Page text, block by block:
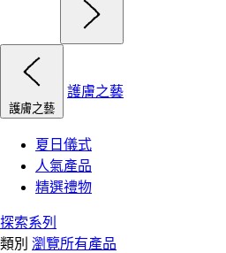
護膚之藝
護膚之藝
夏日儀式
人氣產品
精選禮物
探索系列
類別 瀏覽所有產品